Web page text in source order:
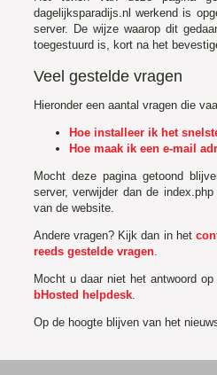
dagelijksparadijs.nl werkend is
server. De wijze waarop dit
toegestuurd is, kort na het
Veel gestelde vragen
Hieronder een aantal vragen die
Hoe installeer ik het
Hoe maak ik een e-mail
Mocht deze pagina getoond
server, verwijder dan de
van de website.
Andere vragen? Kijk dan in het
reeds gestelde vragen
Mocht u daar niet het antwoord
bHosted helpdesk
Op de hoogte blijven van het